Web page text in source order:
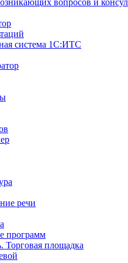
вопросов и
система 1С:ИТС
речи
программ
Торговая площадка